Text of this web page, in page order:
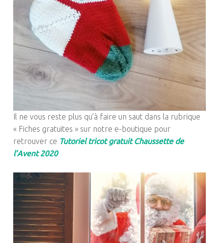
Il ne vous reste plus qu’à faire un saut dans la rubrique
« Fiches gratuites » sur notre e-boutique pour
retrouver ce Tutoriel tricot gratuit Chaussette de
l’Avent 2020